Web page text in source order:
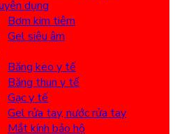
dụng
Bơm kim tiêm
Gel siêu âm
Băng keo y tế
Băng thun y tế
Gạc y tế
Gel rửa tay, nước rửa tay
Mắt kính bảo hộ